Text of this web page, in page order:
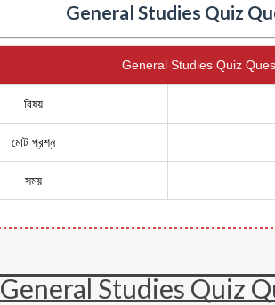
General Studies Quiz
General Studies Quiz
বিষয়
মোট প্রশ্ন
সময়
General Studies Quiz